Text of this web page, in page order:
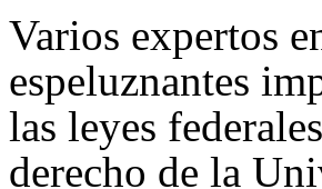
Varios expertos
espeluznantes
las leyes
derecho de la